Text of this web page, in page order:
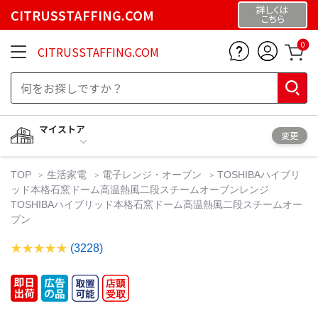
CITRUSSTAFFING.COM 詳しくは
こちら
CITRUSSTAFFING.COM 0
マイストア
変更
TOP 生活家電 電子レンジ・オーブン
TOSHIBAハイブリ
ッド本格石窯ドーム高温熱風二段スチームオーブンレンジ
TOSHIBAハイブリッド本格石窯ドーム高温熱風二段スチームオー
ブン
(3228)